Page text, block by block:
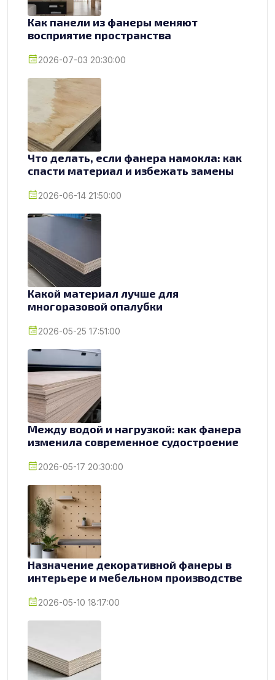
Как панели из фанеры меняют
восприятие пространства
2026-07-03 20:30:00
Что делать, если фанера намокла: как
спасти материал и избежать замены
2026-06-14 21:50:00
Какой материал лучше для
многоразовой опалубки
2026-05-25 17:51:00
Между водой и нагрузкой: как фанера
изменила современное судостроение
2026-05-17 20:30:00
Назначение декоративной фанеры в
интерьере и мебельном производстве
2026-05-10 18:17:00